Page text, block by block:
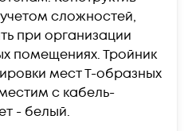
сложностей,
при организации
помещениях. Тройник
мест Т-образных
с кабель-
- белый.